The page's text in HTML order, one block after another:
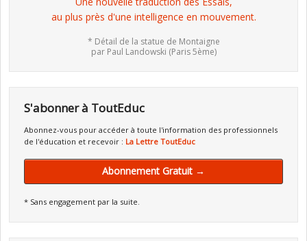
au plus près d'une intelligence en mouvement.
* Détail de la statue de Montaigne
par Paul Landowski (Paris 5ème)
S'abonner à ToutEduc
Abonnez-vous pour accéder à toute l'information des professionnels
de l'éducation et recevoir : La Lettre ToutEduc
Abonnement Gratuit →
* Sans engagement par la suite.